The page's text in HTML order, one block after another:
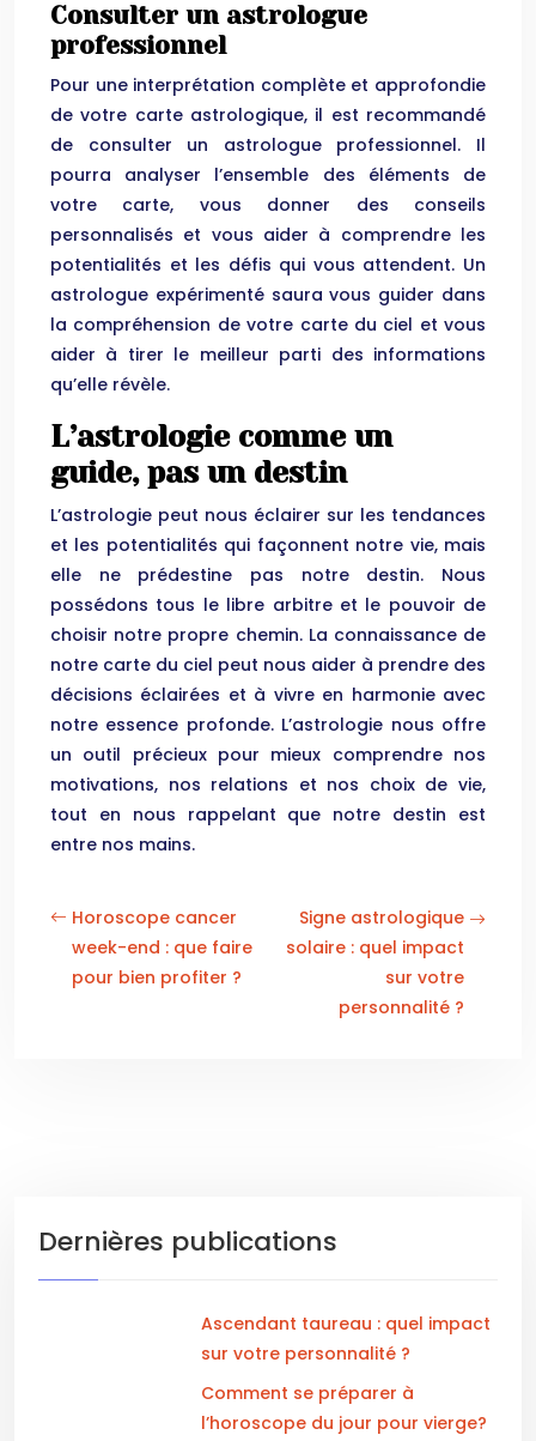
Consulter un astrologue
professionnel
Pour une interprétation complète et approfondie
de votre carte astrologique, il est recommandé
de consulter un astrologue professionnel. Il
pourra analyser l’ensemble des éléments de
votre carte, vous donner des conseils
personnalisés et vous aider à comprendre les
potentialités et les défis qui vous attendent. Un
astrologue expérimenté saura vous guider dans
la compréhension de votre carte du ciel et vous
aider à tirer le meilleur parti des informations
qu’elle révèle.
L’astrologie comme un
guide, pas un destin
L’astrologie peut nous éclairer sur les tendances
et les potentialités qui façonnent notre vie, mais
elle ne prédestine pas notre destin. Nous
possédons tous le libre arbitre et le pouvoir de
choisir notre propre chemin. La connaissance de
notre carte du ciel peut nous aider à prendre des
décisions éclairées et à vivre en harmonie avec
notre essence profonde. L’astrologie nous offre
un outil précieux pour mieux comprendre nos
motivations, nos relations et nos choix de vie,
tout en nous rappelant que notre destin est
entre nos mains.
Horoscope cancer
week-end : que faire
pour bien profiter ?
Signe astrologique
solaire : quel impact
sur votre
personnalité ?
Dernières publications
Ascendant taureau : quel impact
sur votre personnalité ?
Comment se préparer à
l’horoscope du jour pour vierge?